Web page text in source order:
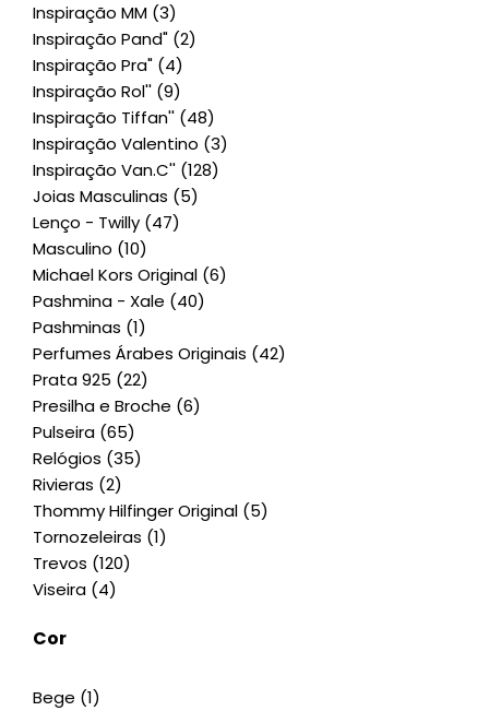
Inspiração MM (3)
Inspiração Pand" (2)
Inspiração Pra" (4)
Inspiração Rol'' (9)
Inspiração Tiffan'' (48)
Inspiração Valentino (3)
Inspiração Van.C'' (128)
Joias Masculinas (5)
Lenço - Twilly (47)
Masculino (10)
Michael Kors Original (6)
Pashmina - Xale (40)
Pashminas (1)
Perfumes Árabes Originais (42)
Prata 925 (22)
Presilha e Broche (6)
Pulseira (65)
Relógios (35)
Rivieras (2)
Thommy Hilfinger Original (5)
Tornozeleiras (1)
Trevos (120)
Viseira (4)
Cor
Bege (1)